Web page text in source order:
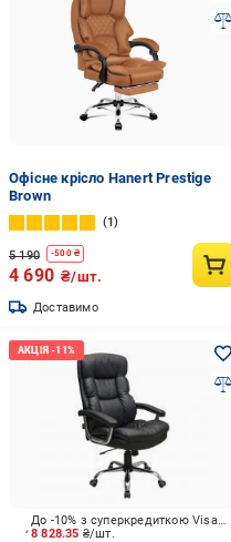
Офісне крісло Hanert Prestige
Brown
1
5 190 -500₴
4 690 ₴/шт.
Доставимо
8 828.35 ₴/шт.
До -10% з суперкредиткою Visa Вигода